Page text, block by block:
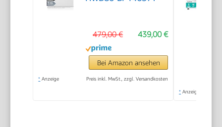
439,00 €
479,00 €
Bei Amazon ansehen
* Anzeige Preis inkl. MwSt., zzgl. Versandkosten
* Anzeige